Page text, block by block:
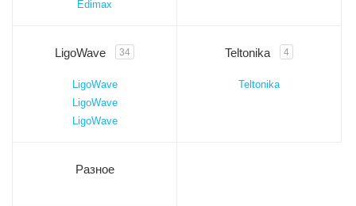
Edimax
LigoWave 34
LigoWave
LigoWave
LigoWave
Teltonika 4
Teltonika
Разное